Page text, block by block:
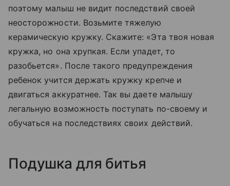
поэтому малыш не видит последствий своей
неосторожности. Возьмите тяжелую
керамическую кружку. Скажите: «Эта твоя новая
кружка, но она хрупкая. Если упадет, то
разобьется». После такого предупреждения
ребенок учится держать кружку крепче и
двигаться аккуратнее. Так вы даете малышу
легальную возможность поступать по-своему и
обучаться на последствиях своих действий.
Подушка для битья